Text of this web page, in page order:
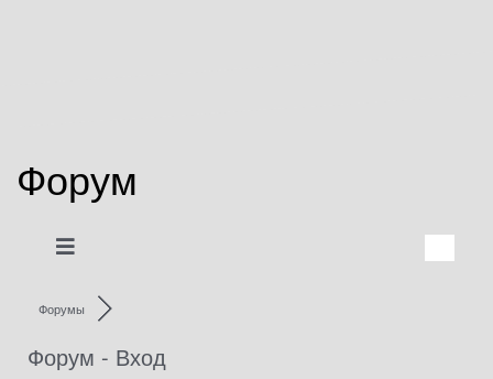
Форум
Форумы
Форум - Вход